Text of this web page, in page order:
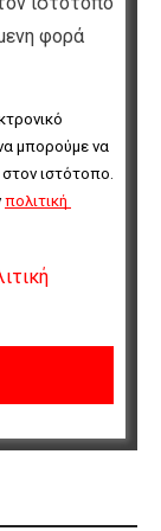
φορά
μπορούμε να
ιστότοπο.
πολιτική